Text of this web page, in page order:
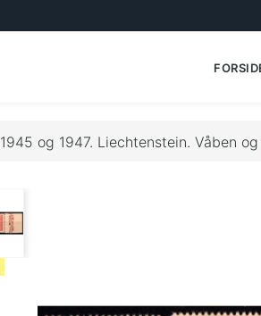
1945 og 1947. Liechtenstein. Våben